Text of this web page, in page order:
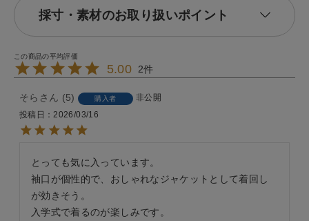
採寸・素材のお取り扱いポイント
5.00 2
そら 5 購入者
非公開
投稿日
2026/03/16
とっても気に入っています。
袖口が個性的で、おしゃれなジャケットとして着回し
が効きそう。
入学式で着るのが楽しみです。